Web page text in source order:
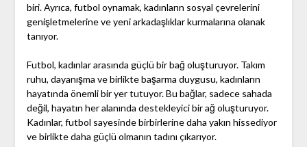
biri. Ayrıca, futbol oynamak, kadınların sosyal çevrelerini
genişletmelerine ve yeni arkadaşlıklar kurmalarına olanak
tanıyor.
Futbol, kadınlar arasında güçlü bir bağ oluşturuyor. Takım
ruhu, dayanışma ve birlikte başarma duygusu, kadınların
hayatında önemli bir yer tutuyor. Bu bağlar, sadece sahada
değil, hayatın her alanında destekleyici bir ağ oluşturuyor.
Kadınlar, futbol sayesinde birbirlerine daha yakın hissediyor
ve birlikte daha güçlü olmanın tadını çıkarıyor.